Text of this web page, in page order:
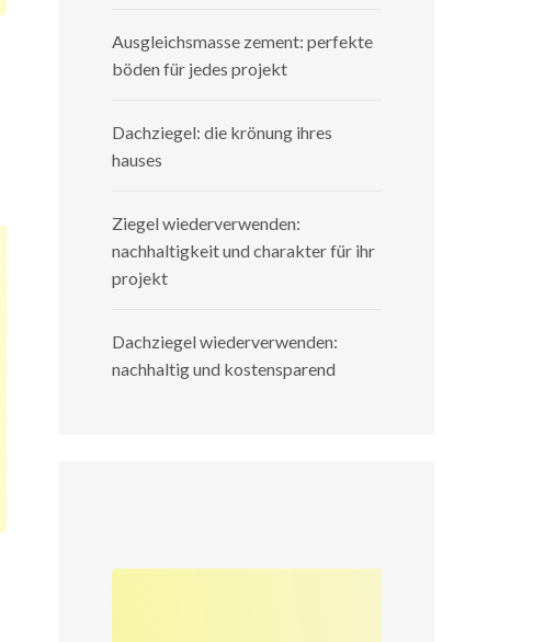
Ausgleichsmasse zement: perfekte
böden für jedes projekt
Dachziegel: die krönung ihres
hauses
Ziegel wiederverwenden:
nachhaltigkeit und charakter für ihr
projekt
Dachziegel wiederverwenden:
nachhaltig und kostensparend